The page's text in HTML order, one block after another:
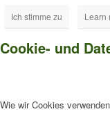
Ich stimme zu Learn
Cookie- und
Wie wir Cookies verwenden